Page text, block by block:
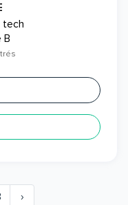
tech
B
›